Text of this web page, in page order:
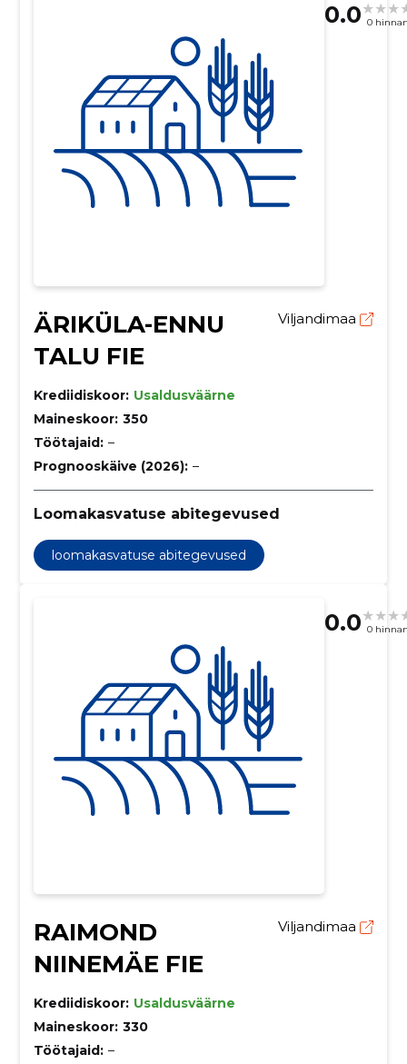
0.0 0
ÄRIKÜLA-ENNU
TALU FIE
Viljandimaa
Krediidiskoor: Usaldusväärne
Maineskoor: 350
Töötajaid: –
Prognooskäive (2026): –
Loomakasvatuse abitegevused
loomakasvatuse abitegevused
0.0 0
RAIMOND
NIINEMÄE FIE
Viljandimaa
Krediidiskoor: Usaldusväärne
Maineskoor: 330
Töötajaid: –